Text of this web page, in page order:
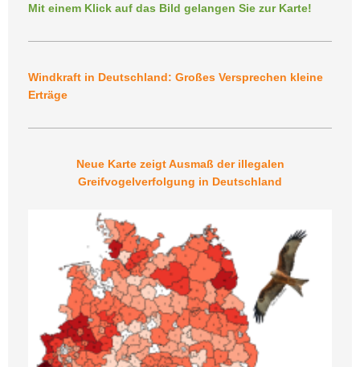
Mit einem Klick auf das Bild gelangen Sie zur Karte!
Windkraft in Deutschland: Großes Versprechen kleine
Erträge
Neue Karte zeigt Ausmaß der illegalen
Greifvogelverfolgung in Deutschland